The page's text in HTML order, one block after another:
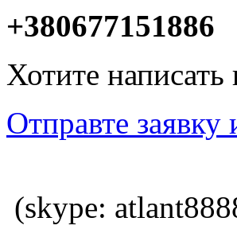
+380677151886
Хотите
Отправте
(skype: